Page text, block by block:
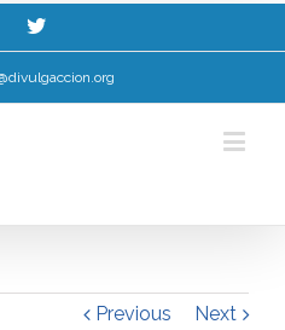
Previous Next
a súa experiencia de navegación.